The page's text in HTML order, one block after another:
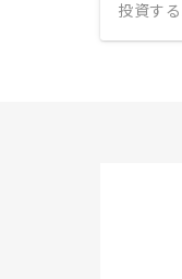
投資する